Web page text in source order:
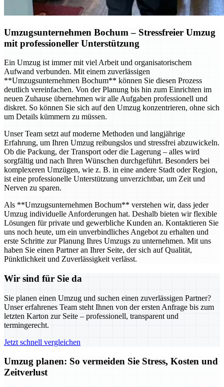
Umzugsunternehmen Bochum – Stressfreier Umzug
mit professioneller Unterstützung
Ein Umzug ist immer mit viel Arbeit und organisatorischem
Aufwand verbunden. Mit einem zuverlässigen
**Umzugsunternehmen Bochum** können Sie diesen Prozess
deutlich vereinfachen. Von der Planung bis hin zum Einrichten im
neuen Zuhause übernehmen wir alle Aufgaben professionell und
diskret. So können Sie sich auf den Umzug konzentrieren, ohne sich
um Details kümmern zu müssen.
Unser Team setzt auf moderne Methoden und langjährige
Erfahrung, um Ihren Umzug reibungslos und stressfrei abzuwickeln.
Ob die Packung, der Transport oder die Lagerung – alles wird
sorgfältig und nach Ihren Wünschen durchgeführt. Besonders bei
komplexeren Umzügen, wie z. B. in eine andere Stadt oder Region,
ist eine professionelle Unterstützung unverzichtbar, um Zeit und
Nerven zu sparen.
Als **Umzugsunternehmen Bochum** verstehen wir, dass jeder
Umzug individuelle Anforderungen hat. Deshalb bieten wir flexible
Lösungen für private und gewerbliche Kunden an. Kontaktieren Sie
uns noch heute, um ein unverbindliches Angebot zu erhalten und
erste Schritte zur Planung Ihres Umzugs zu unternehmen. Mit uns
haben Sie einen Partner an Ihrer Seite, der sich auf Qualität,
Pünktlichkeit und Zuverlässigkeit verlässt.
Wir sind für Sie da
Sie planen einen Umzug und suchen einen zuverlässigen Partner?
Unser erfahrenes Team steht Ihnen von der ersten Anfrage bis zum
letzten Karton zur Seite – professionell, transparent und
termingerecht.
Jetzt schnell vergleichen
Umzug planen: So vermeiden Sie Stress, Kosten und
Zeitverlust